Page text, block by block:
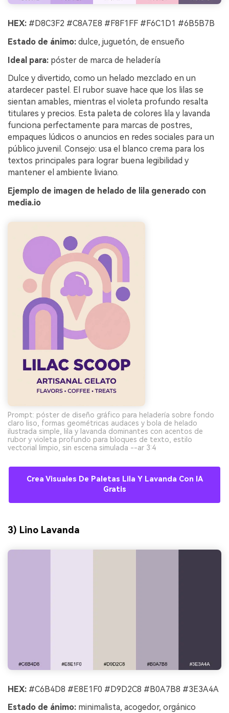
HEX: #D8C3F2 #C8A7E8 #F8F1FF #F6C1D1 #6B5B7B
Estado de ánimo: dulce, juguetón, de ensueño
Ideal para: póster de marca de heladería
Dulce y divertido, como un helado mezclado en un
atardecer pastel. El rubor suave hace que los lilas se
sientan amables, mientras el violeta profundo resalta
titulares y precios. Esta paleta de colores lila y lavanda
funciona perfectamente para marcas de postres,
empaques lúdicos o anuncios en redes sociales para un
público juvenil. Consejo: usa el blanco crema para los
textos principales para lograr buena legibilidad y
mantener el ambiente liviano.
Ejemplo de imagen de helado de lila generado con
media.io
Prompt: póster de diseño gráfico para heladería sobre fondo
claro liso, formas geométricas audaces y bola de helado
ilustrada simple, lila y lavanda dominantes con acentos de
rubor y violeta profundo para bloques de texto, estilo
vectorial limpio, sin escena simulada --ar 3:4
Crea Visuales De Paletas Lila Y Lavanda Con IA
Gratis
3) Lino Lavanda
HEX: #C6B4D8 #E8E1F0 #D9D2C8 #B0A7B8 #3E3A4A
Estado de ánimo: minimalista, acogedor, orgánico